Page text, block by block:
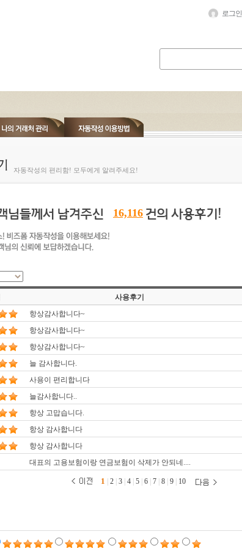
로그인
자동작성의 편리함! 모두에게 알려주세요!
16,116
사용후기
항상감사합니다~
항상감사합니다~
항상감사합니다~
늘 감사합니다.
사용이 편리합니다
늘감사합니다..
항상 고맙습니다.
항상 감사합니다
항상 감사합니다
대표의 고용보험이랑 연금보험이 삭제가 안되네....
1 2 3 4 5 6 7 8 9 10